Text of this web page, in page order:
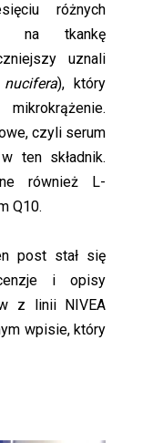
różnych
na tkankę
uznali
), który
czyli serum
ten składnik.
również L-
Q10.
post stał się
i opisy
z linii NIVEA
wpisie, który